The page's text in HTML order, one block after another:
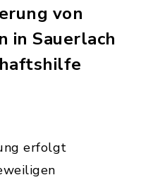
von
in Sauerlach
erfolgt